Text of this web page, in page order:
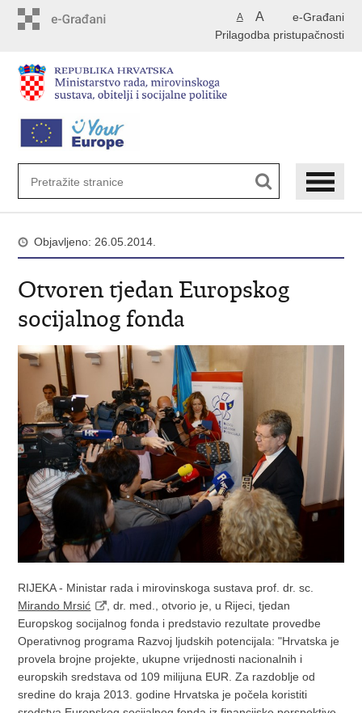
e-Građani
A A
Prilagodba pristupačnosti
Objavljeno: 26.05.2014.
Otvoren tjedan Europskog
socijalnog fonda
RIJEKA - Ministar rada i mirovinskoga sustava prof. dr. sc.
Mirando Mrsić
, dr. med., otvorio je, u Rijeci, tjedan
Europskog socijalnog fonda i predstavio rezultate provedbe
Operativnog programa Razvoj ljudskih potencijala: "Hrvatska je
provela brojne projekte, ukupne vrijednosti nacionalnih i
europskih sredstava od 109 milijuna EUR. Za razdoblje od
sredine do kraja 2013. godine Hrvatska je počela koristiti